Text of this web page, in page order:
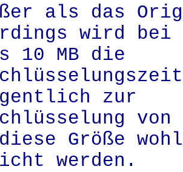
als das
wird bei
10 MB die
zur
Größe
werden.